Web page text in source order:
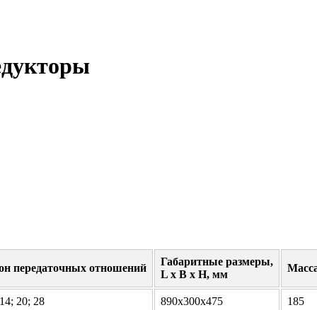
передаточных отношений
Габаритные размеры,
L x B x H, мм
20; 28 890х300х475 185